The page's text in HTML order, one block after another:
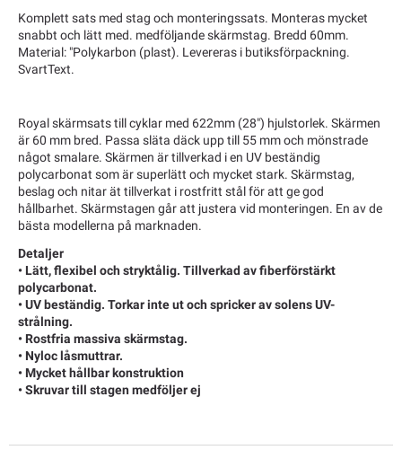
Komplett sats med stag och monteringssats. Monteras mycket
snabbt och lätt med. medföljande skärmstag. Bredd 60mm.
Material: "Polykarbon (plast). Levereras i butiksförpackning.
SvartText.
Royal skärmsats till cyklar med 622mm (28") hjulstorlek. Skärmen
är 60 mm bred. Passa släta däck upp till 55 mm och mönstrade
något smalare. Skärmen är tillverkad i en UV beständig
polycarbonat som är superlätt och mycket stark. Skärmstag,
beslag och nitar ät tillverkat i rostfritt stål för att ge god
hållbarhet. Skärmstagen går att justera vid monteringen. En av de
bästa modellerna på marknaden.
Detaljer
• Lätt, flexibel och stryktålig. Tillverkad av fiberförstärkt
polycarbonat.
• UV beständig. Torkar inte ut och spricker av solens UV-
strålning.
• Rostfria massiva skärmstag.
• Nyloc låsmuttrar.
• Mycket hållbar konstruktion
• Skruvar till stagen medföljer ej